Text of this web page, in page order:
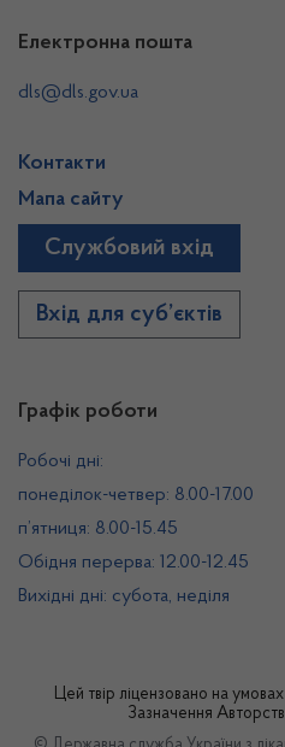
Графік роботи
Робочі дні:
понеділок-четвер: 8.00-17.00
п’ятниця: 8.00-15.45
Обідня перерва: 12.00-12.45
Вихідні дні: субота, неділя
Електронна пошта
dls@dls.gov.ua
Контакти
Мапа сайту
Службовий вхід
Вхід для суб’єктів
Цей твір ліцензовано на умовах
Зазначення